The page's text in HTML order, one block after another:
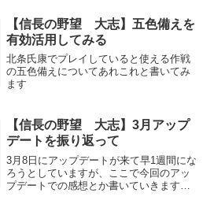
【信長の野望 大志】五色備えを
有効活用してみる
北条氏康でプレイしていると使える作戦
の五色備えについてあれこれと書いてみ
ます
【信長の野望 大志】3月アップ
デートを振り返って
3月8日にアップデートが来て早1週間にな
ろうとしていますが、ここで今回のアッ
プデートでの感想とか書いていきます